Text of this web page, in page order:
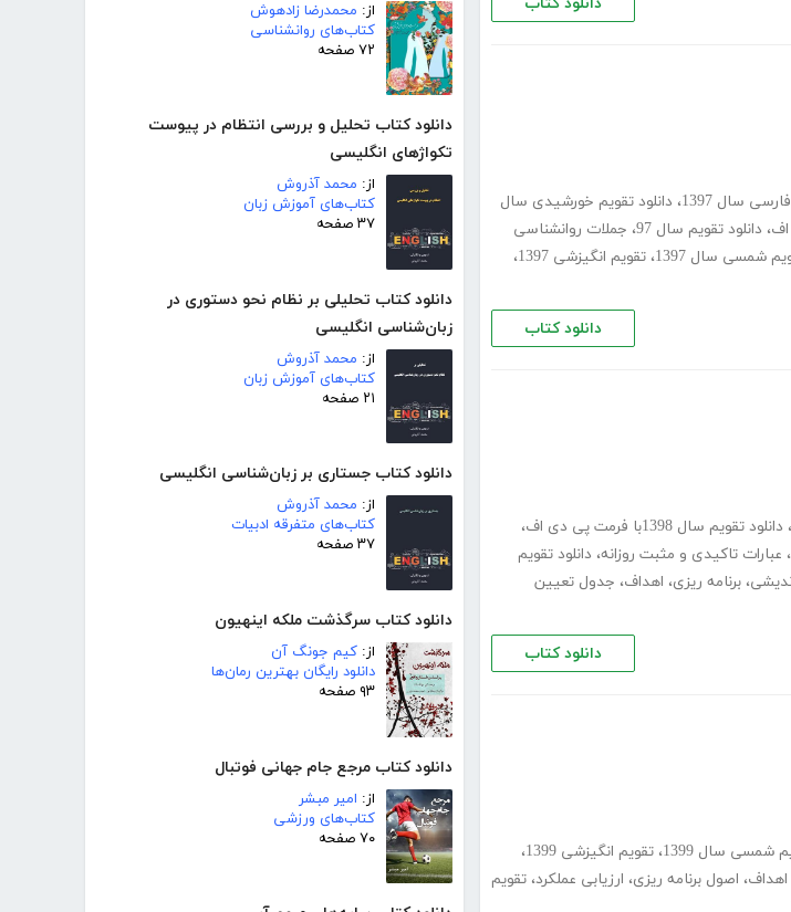
از: محمدرضا زادهوش
کتاب‌های روانشناسی
۷۲ صفحه
دانلود کتاب تحلیل و بررسی انتظام در پیوست
تکواژهای انگلیسی
از: محمد آذروش
کتاب‌های آموزش زبان
۳۷ صفحه
دانلود کتاب تحلیلی بر نظام نحو دستوری در
زبان‌شناسی انگلیسی
از: محمد آذروش
کتاب‌های آموزش زبان
۲۱ صفحه
دانلود کتاب جستاری بر زبان‌شناسی انگلیسی
از: محمد آذروش
کتاب‌های متفرقه ادبیات
۳۷ صفحه
دانلود کتاب سرگذشت ملکه اینهیون
از: کیم جونگ آن
دانلود رایگان بهترین رمان‌ها
۹۳ صفحه
دانلود کتاب مرجع جام جهانی فوتبال
از: امیر مبشر
کتاب‌های ورزشی
۷۰ صفحه
سال 1397 ، دانلود تقویم خورشیدی سال
، دانلود تقویم سال 97 ، جملات روانشناسی
شمسی سال 1397 ، تقویم انگیزشی 1397
،
دانلود کتاب
، دانلود تقویم سال 1398با فرمت پی دی اف
،
، عبارات تاکیدی و مثبت روزانه، دانلود تقویم
، برنامه ریزی، اهداف، جدول تعیین
دانلود کتاب
شمسی سال 1399 ، تقویم انگیزشی 1399
،
، اصول برنامه ریزی، ارزیابی عملکرد، تقویم